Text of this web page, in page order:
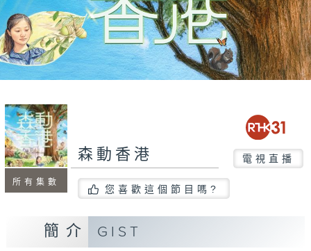
所有集數
森動香港 電視直播
您喜歡這個節目嗎?
簡介 GIST